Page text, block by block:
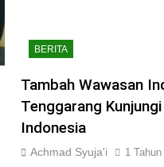
BERITA
Tambah Wawasan
Tenggarang
Indonesia
Achmad Syuja'i 1